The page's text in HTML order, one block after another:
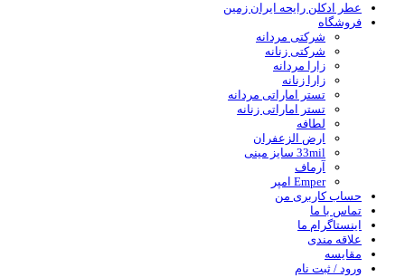
عطر ادکلن رایحه ایران زمین
فروشگاه
شرکتی مردانه
شرکتی زنانه
زارا مردانه
زارا زنانه
تستر اماراتی مردانه
تستر اماراتی زنانه
لطافه
ارض الزعفران
33mil سایز مینی
آرماف
Emper امپر
حساب کاربری من
تماس با ما
اینستاگرام ما
علاقه مندی
مقایسه
ورود / ثبت نام